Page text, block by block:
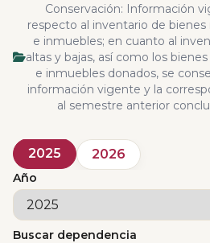
Conservación: Información
respecto al inventario de
e inmuebles; en cuanto al
altas y bajas, así como los
e inmuebles donados, se
información vigente y la
al semestre anterior
2025 2026
Año
Buscar dependencia